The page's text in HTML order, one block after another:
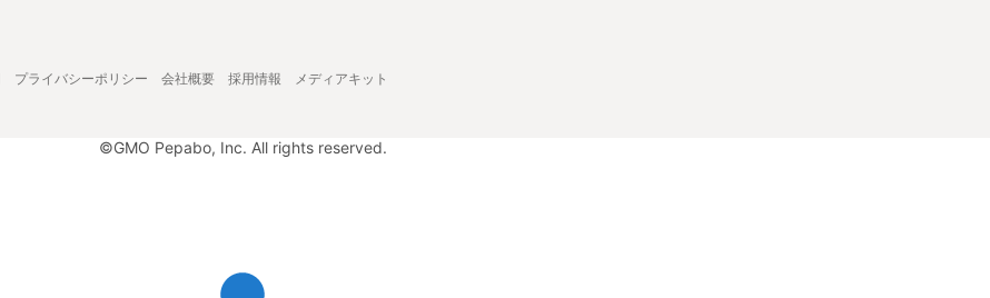
プライバシーポリシー 会社概要 採用情報 メディアキット
©GMO Pepabo, Inc. All rights reserved.